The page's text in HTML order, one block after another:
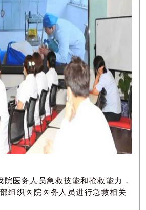
院医务人员急救技能和抢救能力，
组织医院医务人员进行急救相关